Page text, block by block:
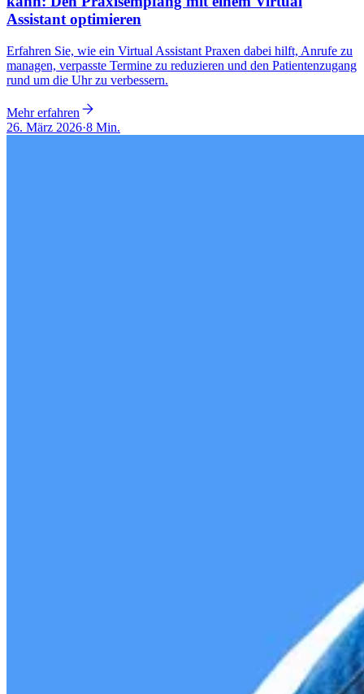
Assistant optimieren
Erfahren Sie, wie ein Virtual Assistant Praxen dabei hilft, Anrufe zu
managen, verpasste Termine zu reduzieren und den Patientenzugang
rund um die Uhr zu verbessern.
Mehr erfahren
26. März 2026·8 Min.